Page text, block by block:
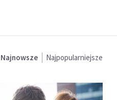
Najnowsze Najpopularniejsze